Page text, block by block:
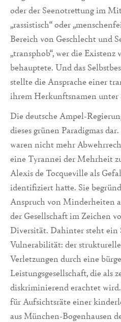
oder der Seenotrettung im
„rassistisch“ oder
Bereich von Geschlecht und
„transphob“, wer die Existenz
behauptete. Und das
stellte die Ansprache einer
ihrem Herkunftsnamen unter
Die deutsche Ampel-
dieses grünen Paradigmas
waren nicht mehr
eine Tyrannei der Mehrheit
Alexis de Tocqueville als
identifiziert hatte. Sie
Anspruch von Minderheiten
der Gesellschaft im Zeichen
Diversität. Dahinter steht ein
Vulnerabilität: der
Verletzungen durch eine
Leistungsgesellschaft, die als
diskriminierend erachtet
für Aufsichtsräte einer
aus München-Bogenhausen